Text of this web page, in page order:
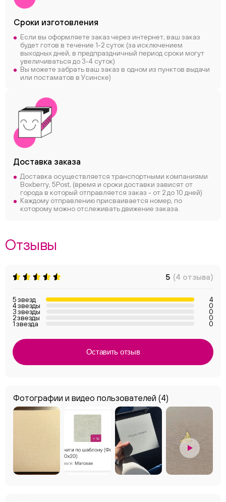
Сроки изготовления
Если вы оформляете заказ через интернет, ваш заказ
будет готов в течение 1-2 суток (за исключением
выходных дней, в предпраздничный период сроки могут
увеличиваться до 3-4 суток)
Вы можете забрать ваш заказ в одном из пунктов выдачи
или постаматов в Усинске)
Доставка заказа
Доставка осуществляется транспортными компаниями
Boxberry, 5Post, (время и сроки доставки зависят от
города в который отправляется заказ - от 2 до 10 дней)
Каждому отправлению присваивается номер, по
которому можно отслеживать движение заказа.
Отзывы
Фотографии и видео пользователей (4)
5 (4 отзыва)
5 звезд 4
4 звезды 0
3 звезды 0
2 звезды 0
1 звезда 0
Оставить отзыв